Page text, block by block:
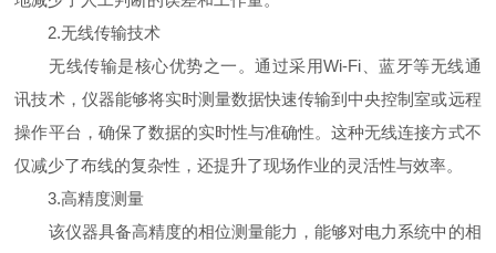
2.无线传输技术
无线传输是核心优势之一。通过采用Wi-Fi、蓝牙等无线通
讯技术，仪器能够将实时测量数据快速传输到中央控制室或远程
操作平台，确保了数据的实时性与准确性。这种无线连接方式不
仅减少了布线的复杂性，还提升了现场作业的灵活性与效率。
3.高精度测量
该仪器具备高精度的相位测量能力，能够对电力系统中的相